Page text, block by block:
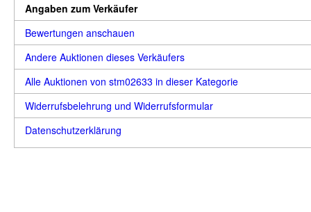
Angaben zum Verkäufer
Bewertungen anschauen
Andere Auktionen dieses Verkäufers
Alle Auktionen von stm02633 in dieser Kategorie
Widerrufsbelehrung und Widerrufsformular
Datenschutzerklärung